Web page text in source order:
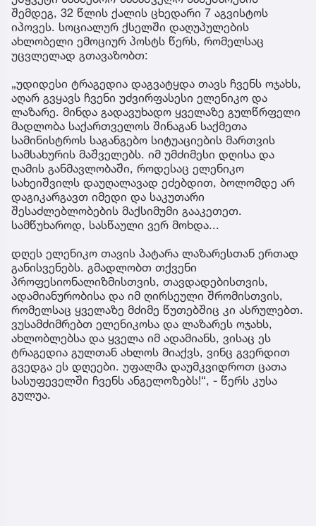
შემდეგ, 32 წლის ქალის ცხედარი 7 აგვისტოს
იპოვეს. სოციალურ ქსელში დაღუპულების
ახლობელი ემოციურ პოსტს წერს, რომელსაც
უცვლელად გთავაზობთ:
„უდიდესი ტრაგედია დაგვატყდა თავს ჩვენს ოჯახს,
აღარ გვყავს ჩვენი უძვირფასესი ელენიკო და
ლაზარე. მინდა გადავუხადო ყველაზე გულწრფელი
მადლობა საქართველოს შინაგან საქმეთა
სამინისტროს საგანგებო სიტუაციების მართვის
სამსახურის მაშველებს. იმ უმძიმესი დღისა და
ღამის განმავლობაში, როდესაც ელენიკო
სახეიშვილს დაუღალავად ეძებდით, ბოლომდე არ
დაგიკარგავთ იმედი და საკუთარი
შესაძლებლობების მაქსიმუმი გააკეთეთ.
სამწუხაროდ, სასწაული ვერ მოხდა...
დღეს ელენიკო თავის პატარა ლაზარესთან ერთად
განისვენებს. გმადლობთ თქვენი
პროფესიონალიზმისთვის, თავდადებისთვის,
ადამიანურობისა და იმ ღირსეული შრომისთვის,
რომელსაც ყველაზე მძიმე წუთებშიც კი ასრულებთ.
ვუსამძიმრებთ ელენიკოსა და ლაზარეს ოჯახს,
ახლობლებსა და ყველა იმ ადამიანს, ვისაც ეს
ტრაგედია გულთან ახლოს მიაქვს, ვინც გვერდით
გვედგა ეს დღეები. უფალმა დაუმკვიდროთ ცათა
სასუფეველში ჩვენს ანგელოზებს!“, - წერს კუსა
გულუა.